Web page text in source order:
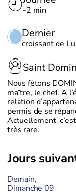
-2 min
Dernier
croissant de
Saint
Nous fêtons
maître, le chef. A
relation
permis de se
Actuellement,
très rare.
jours
Demain,
Dimanche 09